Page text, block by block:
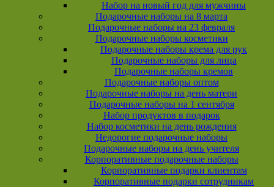
Набор на новый год для мужчины
Подарочные наборы на 8 марта
Подарочные наборы на 23 февраля
Подарочные наборы косметики
Подарочные наборы крема для рук
Подарочные наборы для лица
Подарочные наборы кремов
Подарочные наборы оптом
Подарочные наборы на день матери
Подарочные наборы на 1 сентября
Набор продуктов в подарок
Набор косметики на день рождения
Недорогие подарочные наборы
Подарочные наборы на день учителя
Корпоративные подарочные наборы
Корпоративные подарки клиентам
Корпоративные подарки сотрудникам